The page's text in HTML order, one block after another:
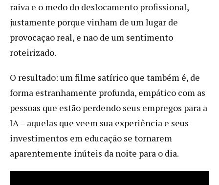
raiva e o medo do deslocamento profissional,
justamente porque vinham de um lugar de
provocação real, e não de um sentimento
roteirizado.
O resultado: um filme satírico que também é, de
forma estranhamente profunda, empático com as
pessoas que estão perdendo seus empregos para a
IA – aquelas que veem sua experiência e seus
investimentos em educação se tornarem
aparentemente inúteis da noite para o dia.